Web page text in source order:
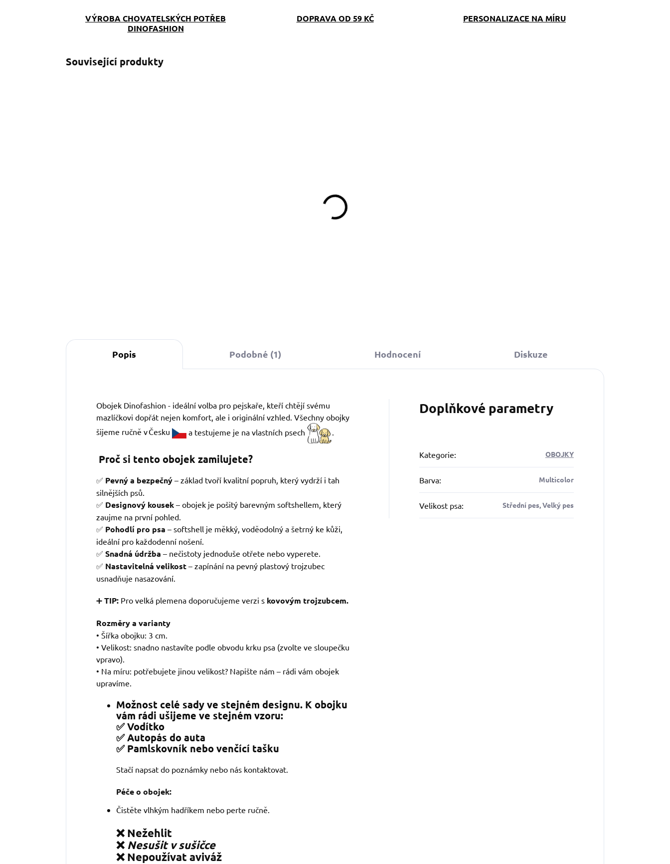
VÝROBA CHOVATELSKÝCH POTŘEB
DINOFASHION
DOPRAVA OD 59 KČ PERSONALIZACE NA MÍRU
Související produkty
Popis Podobné (1) Hodnocení Diskuze
Obojek Dinofashion - ideální volba pro pejskaře, kteří chtějí svému
mazlíčkovi dopřát nejen komfort, ale i originální vzhled. Všechny obojky
šijeme ručně v Česku
a testujeme je na vlastních psech
Proč si tento obojek zamilujete?
✅ Pevný a bezpečný – základ tvoří kvalitní popruh, který vydrží i tah
silnějších psů.
✅ Designový kousek – obojek je pošitý barevným softshellem, který
zaujme na první pohled.
✅ Pohodlí pro psa – softshell je měkký, voděodolný a šetrný ke kůži,
ideální pro každodenní nošení.
✅ Snadná údržba – nečistoty jednoduše otřete nebo vyperete.
✅ Nastavitelná velikost – zapínání na pevný plastový trojzubec
usnadňuje nasazování.
➕ TIP: Pro velká plemena doporučujeme verzi s kovovým trojzubcem.
Rozměry a varianty
• Šířka obojku: 3 cm.
• Velikost: snadno nastavíte podle obvodu krku psa (zvolte ve sloupečku
vpravo).
• Na míru: potřebujete jinou velikost? Napište nám – rádi vám obojek
upravíme.
Možnost celé sady ve stejném designu. K obojku
vám rádi ušijeme ve stejném vzoru:
✅Vodítko
✅Autopás do auta
✅ Pamlskovník nebo venčící tašku
Stačí napsat do poznámky nebo nás kontaktovat.
Péče o obojek:
Čistěte vlhkým hadříkem nebo perte ručně.
❌ Nežehlit
❌ Nesušit v sušičce
❌ Nepoužívat aviváž
Doplňkové parametry
Kategorie: OBOJKY
Barva: Multicolor
Velikost psa: Střední pes, Velký pes